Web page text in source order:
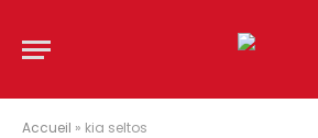
Accueil » kia seltos